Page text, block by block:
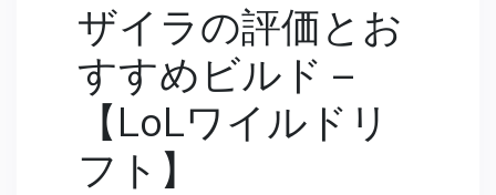
ザイラの評価とお
すすめビルド –
【LoLワイルドリ
フト】